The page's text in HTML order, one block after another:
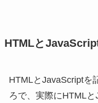
HTMLと
HTMLとJavaScriptを
ろで、実際にHTML